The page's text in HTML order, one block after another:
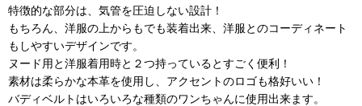
特徴的な部分は、気管を圧迫しない設計！
もちろん、洋服の上からもでも装着出来、洋服とのコーディネート
もしやすいデザインです。
ヌード用と洋服着用時と２つ持っているとすごく便利！
素材は柔らかな本革を使用し、アクセントのロゴも格好いい！
バディベルトはいろいろな種類のワンちゃんに使用出来ます。